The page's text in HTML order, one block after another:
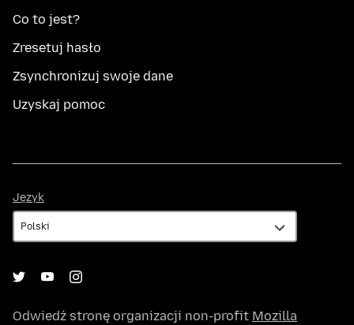
Co to jest?
Zresetuj hasło
Zsynchronizuj swoje dane
Uzyskaj pomoc
Język
Odwiedź stronę organizacji non-profit Mozilla